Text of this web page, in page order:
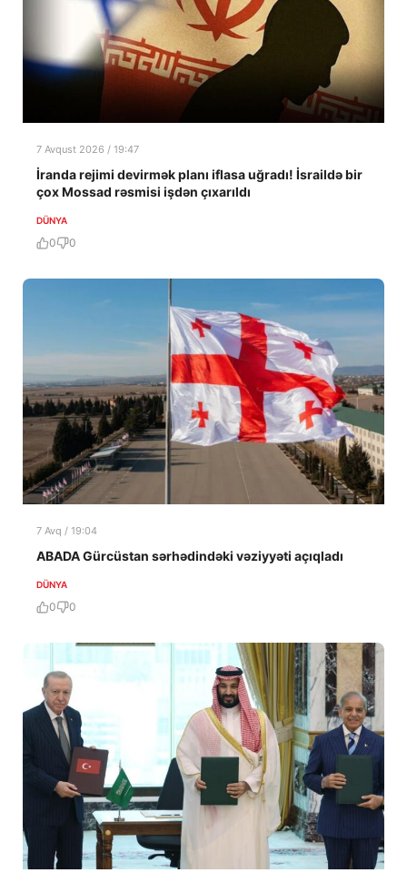
7 Avqust 2026 / 19:47
İranda rejimi devirmək planı iflasa uğradı! İsraildə bir
çox Mossad rəsmisi işdən çıxarıldı
DÜNYA
0 0
7 Avq / 19:04
ABADA Gürcüstan sərhədindəki vəziyyəti açıqladı
DÜNYA
0 0